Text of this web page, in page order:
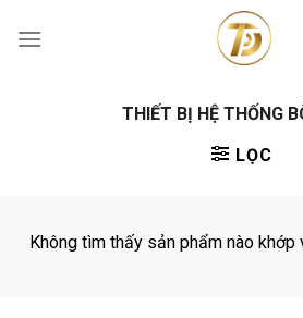
THIẾT BỊ HỆ THỐNG
LỌC
Không tìm thấy sản phẩm nào khớp